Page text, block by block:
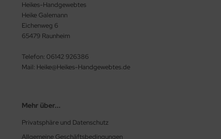
Heikes-Handgewebtes
Heike Galemann
Eichenweg 6
65479 Raunheim
Telefon: 06142 926386
Mail: Heike@Heikes-Handgewebtes.de
Mehr über...
Privatsphäre und Datenschutz
Allgemeine Geschäftsbedingungen